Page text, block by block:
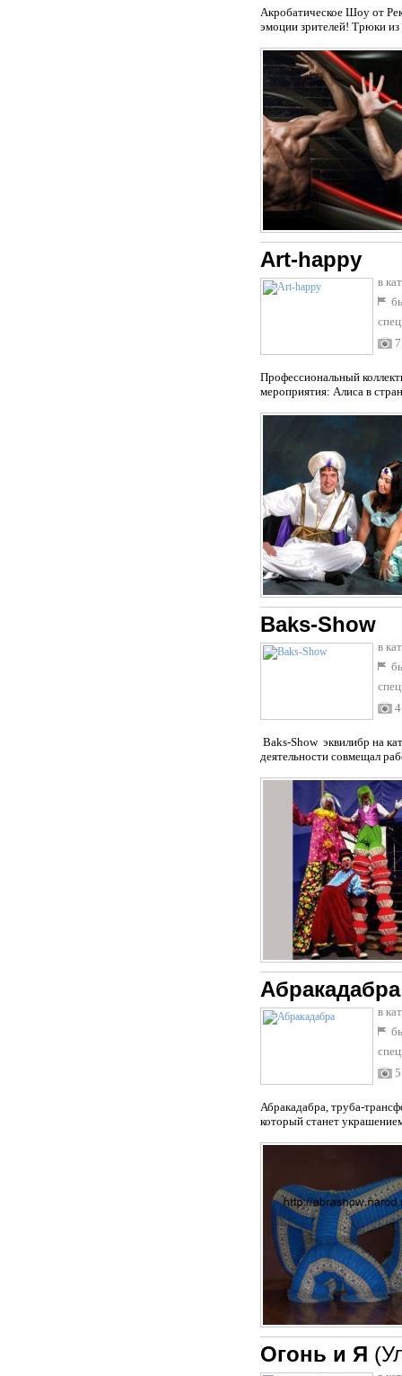
Акробатическое Шоу от
эмоции зрителей! Трюки
Art-happy
в
7
Профессиональный
мероприятия: Алиса в
Baks-Show
в
4
Baks-Show эквилибр на
деятельности совмещал
Абракадабра
в
5
Абракадабра, труба-
который станет
Огонь и Я